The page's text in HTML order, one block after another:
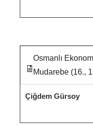
Osmanlı
Mudarebe (16.,
Çiğdem Gürsoy